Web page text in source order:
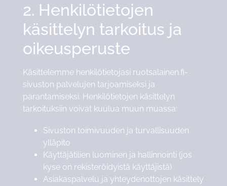
2. Henkilötietojen
käsittelyn tarkoitus ja
oikeusperuste
Käsittelemme henkilötietojasi ruotsalainen.fi-
sivuston palvelujen tarjoamiseksi ja
parantamiseksi. Henkilötietojen käsittelyn
tarkoituksiin voivat kuulua muun muassa:
Sivuston toimivuuden ja turvallisuuden
ylläpito
Käyttäjätilien luominen ja hallinnointi (jos
kyse on rekisteröidyistä käyttäjistä)
Asiakaspalvelu ja yhteydenottojen käsittely